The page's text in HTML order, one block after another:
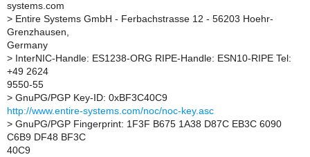
systems.com
> Entire Systems GmbH - Ferbachstrasse 12 - 56203 Hoehr-
Grenzhausen,
Germany
> InterNIC-Handle: ES1238-ORG RIPE-Handle: ESN10-RIPE Tel:
+49 2624
9550-55
> GnuPG/PGP Key-ID: 0xBF3C40C9
http://www.entire-systems.com/noc/noc-key.asc
> GnuPG/PGP Fingerprint: 1F3F B675 1A38 D87C EB3C 6090
C6B9 DF48 BF3C
40C9